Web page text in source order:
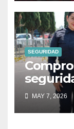
SEGURIDAD
familias.
MAY 7, 2026